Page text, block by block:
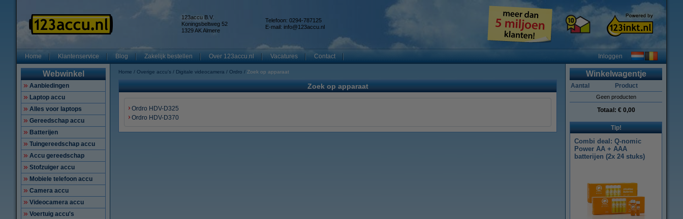
123accu B.V.
Koningsbeltweg 52
1329 AK Almere
Telefoon: 0294-787125
E-mail: info@123accu.nl
Home Klantenservice Blog Zakelijk bestellen Over 123accu.nl Vacatures Contact Inloggen
Webwinkel
Aanbiedingen
Laptop accu
Alles voor laptops
Gereedschap accu
Batterijen
Tuingereedschap accu
Accu gereedschap
Stofzuiger accu
Mobiele telefoon accu
Camera accu
Videocamera accu
Voertuig accu's
Home Overige accu's Digitale videocamera Ordro Zoek op apparaat
Zoek op apparaat
Ordro HDV-D325
Ordro HDV-D370
Winkelwagentje
Aantal Product
Geen producten
Totaal: € 0,00
Tip!
Combi deal: Q-nomic
Power AA + AAA
batterijen (2x 24 stuks)